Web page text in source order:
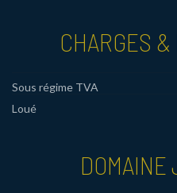
CHARGES
Sous régime TVA
Loué
DOMAINE